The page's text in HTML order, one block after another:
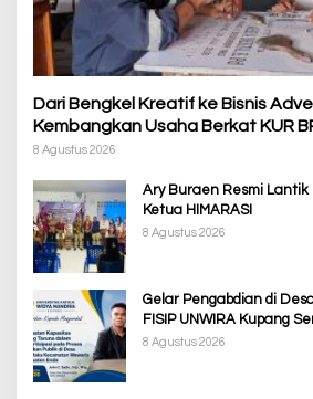
Dari Bengkel Kreatif ke Bisnis
Kembangkan Usaha Berkat KUR
8 Agustus 2026
Ary Buraen Resmi Lantik
Ketua HIMARASI
8 Agustus 2026
Gelar Pengabdian di
FISIP UNWIRA Kupang
Masyarakat & Penguatan
8 Agustus 2026